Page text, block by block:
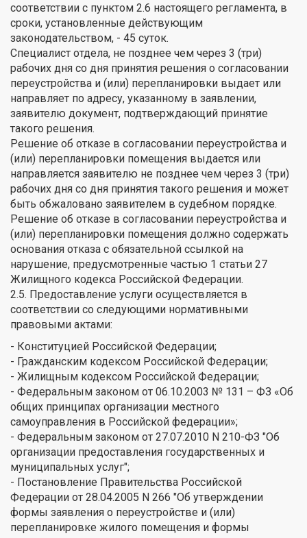
соответствии с пунктом 2.6 настоящего регламента, в
сроки, установленные действующим
законодательством, - 45 суток.
Специалист отдела, не позднее чем через 3 (три)
рабочих дня со дня принятия решения о согласовании
переустройства и (или) перепланировки выдает или
направляет по адресу, указанному в заявлении,
заявителю документ, подтверждающий принятие
такого решения.
Решение об отказе в согласовании переустройства и
(или) перепланировки помещения выдается или
направляется заявителю не позднее чем через 3 (три)
рабочих дня со дня принятия такого решения и может
быть обжаловано заявителем в судебном порядке.
Решение об отказе в согласовании переустройства и
(или) перепланировки помещения должно содержать
основания отказа с обязательной ссылкой на
нарушение, предусмотренные частью 1 статьи 27
Жилищного кодекса Российской Федерации.
2.5. Предоставление услуги осуществляется в
соответствии со следующими нормативными
правовыми актами:
- Конституцией Российской Федерации;
- Гражданским кодексом Российской Федерации;
- Жилищным кодексом Российской Федерации;
- Федеральным законом от 06.10.2003 № 131 – ФЗ «Об
общих принципах организации местного
самоуправления в Российской федерации»;
- Федеральным законом от 27.07.2010 N 210-ФЗ "Об
организации предоставления государственных и
муниципальных услуг";
- Постановление Правительства Российской
Федерации от 28.04.2005 N 266 "Об утверждении
формы заявления о переустройстве и (или)
перепланировке жилого помещения и формы